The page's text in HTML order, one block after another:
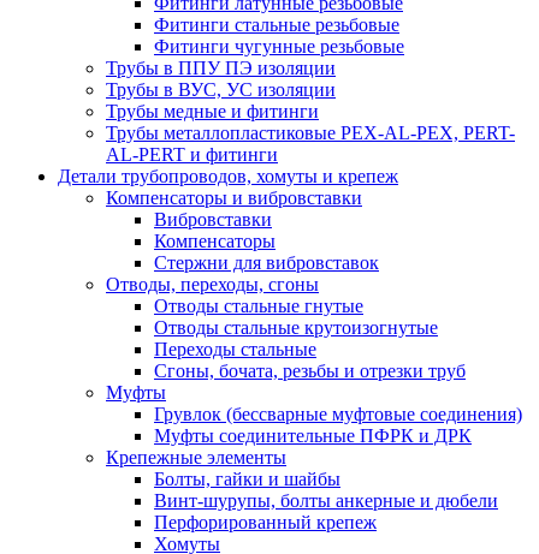
Фитинги стальные резьбовые
Фитинги чугунные резьбовые
Трубы в ППУ ПЭ изоляции
Трубы в ВУС, УС изоляции
Трубы медные и фитинги
Трубы металлопластиковые PEX-AL-PEX, PERT-
AL-PERT и фитинги
Детали трубопроводов, хомуты и крепеж
Компенсаторы и вибровставки
Вибровставки
Компенсаторы
Стержни для вибровставок
Отводы, переходы, сгоны
Отводы стальные гнутые
Отводы стальные крутоизогнутые
Переходы стальные
Сгоны, бочата, резьбы и отрезки труб
Муфты
Грувлок (бессварные муфтовые соединения)
Муфты соединительные ПФРК и ДРК
Крепежные элементы
Болты, гайки и шайбы
Винт-шурупы, болты анкерные и дюбели
Перфорированный крепеж
Хомуты